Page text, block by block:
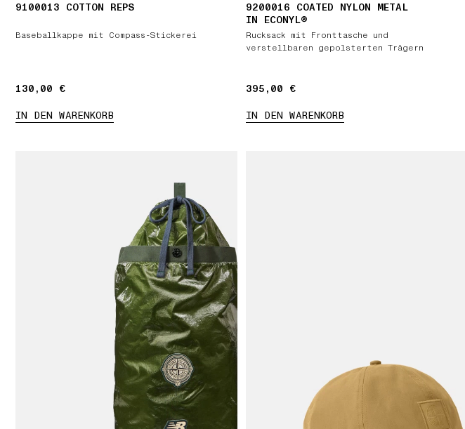
9100013 COTTON REPS
Baseballkappe mit Compass-Stickerei
130,00 €
130,00 €
IN DEN WARENKORB
9200016 COATED NYLON METAL
IN ECONYL®
Rucksack mit Fronttasche und
verstellbaren gepolsterten Trägern
395,00 €
395,00 €
IN DEN WARENKORB